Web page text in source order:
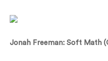
Jonah Freeman: Soft Math